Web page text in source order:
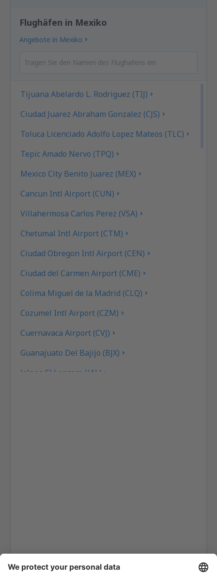
Flughäfen in Mexiko
Angebote in Mexiko
Tijuana Abelardo L. Rodriguez (TIJ)
Ciudad Juarez Abraham Gonzalez (CJS)
Toluca Licenciado Adolfo Lopez Mateos (TLC)
Tepic Amado Nervo (TPQ)
Mexico City Benito Juarez (MEX)
Cancun Intl Airport (CUN)
Villahermosa Carlos Perez (VSA)
Chetumal Intl Airport (CTM)
Ciudad Obregon Intl Airport (CEN)
Ciudad del Carmen Airport (CME)
Colima Miguel de la Madrid (CLQ)
Cozumel Intl Airport (CZM)
Cuernavaca Airport (CVJ)
Guanajuato Del Bajijo (BJX)
Jalapa El Lencero (JAL)
Chihuahua General Roberto Fierro Villalobos
(CUU)